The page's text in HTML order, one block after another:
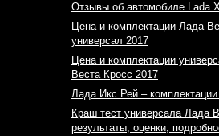
Отзывы об автомобиле Lada
Цена и комплектации Лада
универсал 2017
Цена и комплектации
Веста Кросс 2017
Лада Икс Рей –
Краш тест универсала Лада
результаты, оценки,